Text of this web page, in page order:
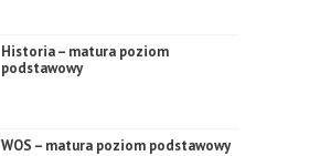
Historia – matura poziom
podstawowy
WOS – matura poziom podstawowy